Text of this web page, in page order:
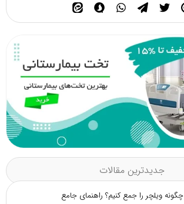
جدیدترین مقالات
چگونه ویلچر را جمع کنیم؟ راهنمای جامع